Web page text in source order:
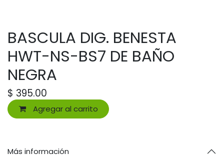
BASCULA DIG. BENESTA
HWT-NS-BS7 DE BAÑO
NEGRA
$ 395.00
Agregar al carrito
Más información